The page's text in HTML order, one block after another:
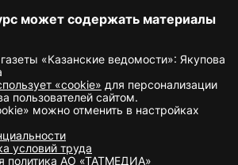
может содержать материалы
«Казанские ведомости»: Якупова
«cookie» для персонализации
пользователей сайтом.
можно отменить в настройках
условий труда
политика АО «ТАТМЕДИА»